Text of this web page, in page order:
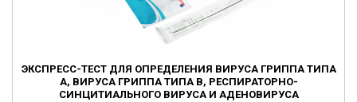
ЭКСПРЕСС-ТЕСТ ДЛЯ ОПРЕДЕЛЕНИЯ ВИРУСА ГРИППА ТИПА
А, ВИРУСА ГРИППА ТИПА В, РЕСПИРАТОРНО-
СИНЦИТИАЛЬНОГО ВИРУСА И АДЕНОВИРУСА